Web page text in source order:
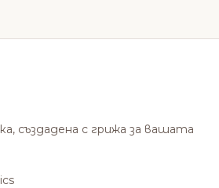
създадена с грижа за вашата